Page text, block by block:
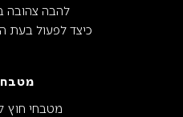
להבה צהובה
כיצד לפעול בעת
מטבחי חוץ